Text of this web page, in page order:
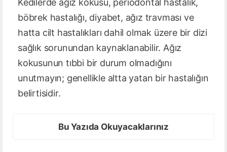
Kedilerde ağız kokusu, periodontal hastalık,
böbrek hastalığı, diyabet, ağız travması ve
hatta cilt hastalıkları dahil olmak üzere bir dizi
sağlık sorunundan kaynaklanabilir. Ağız
kokusunun tıbbi bir durum olmadığını
unutmayın; genellikle altta yatan bir hastalığın
belirtisidir.
Bu Yazıda Okuyacaklarınız